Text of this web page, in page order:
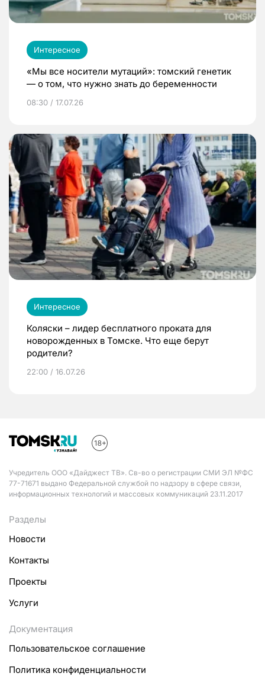
Интересное
«Мы все носители мутаций»: томский генетик
— о том, что нужно знать до беременности
08:30 / 17.07.26
Интересное
Коляски – лидер бесплатного проката для
новорожденных в Томске. Что еще берут
родители?
22:00 / 16.07.26
Учредитель ООО «Дайджест ТВ». Св-во о регистрации СМИ ЭЛ №ФС
77-71671 выдано Федеральной службой по надзору в сфере связи,
информационных технологий и массовых коммуникаций 23.11.2017
Разделы
Новости
Контакты
Проекты
Услуги
Документация
Пользовательское соглашение
Политика конфиденциальности